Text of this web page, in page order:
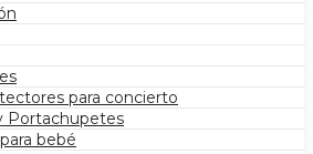
para concierto
Portachupetes
bebé